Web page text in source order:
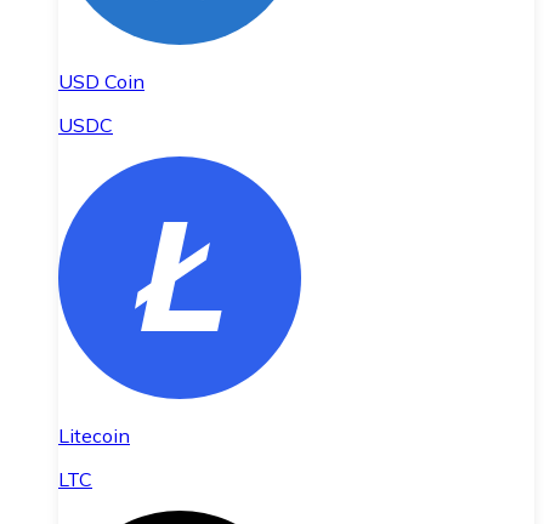
USD Coin
USDC
Litecoin
LTC